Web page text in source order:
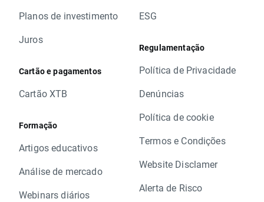
Planos de investimento
Juros
Cartão e pagamentos
Cartão XTB
Formação
Artigos educativos
Análise de mercado
Webinars diários
ESG
Regulamentação
Política de Privacidade
Denúncias
Política de cookie
Termos e Condições
Website Disclamer
Alerta de Risco